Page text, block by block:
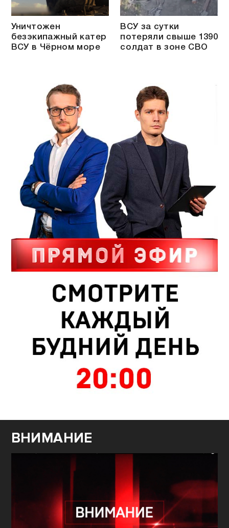
Уничтожен
безэкипажный катер
ВСУ в Чёрном море
ВСУ за сутки
потеряли свыше 1390
солдат в зоне СВО
ВНИМАНИЕ